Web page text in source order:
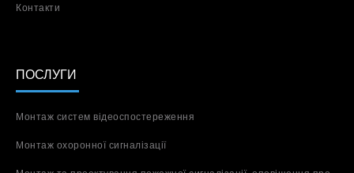
Контакти
ПОСЛУГИ
Монтаж систем відеоспостереження
Монтаж охоронної сигналізації